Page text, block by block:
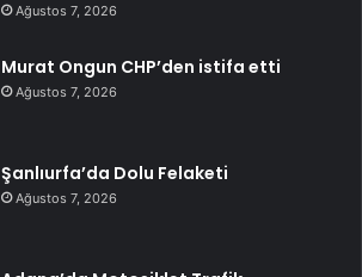
Ağustos 7, 2026
Murat Ongun CHP’den istifa etti
Ağustos 7, 2026
Şanlıurfa’da Dolu Felaketi
Ağustos 7, 2026